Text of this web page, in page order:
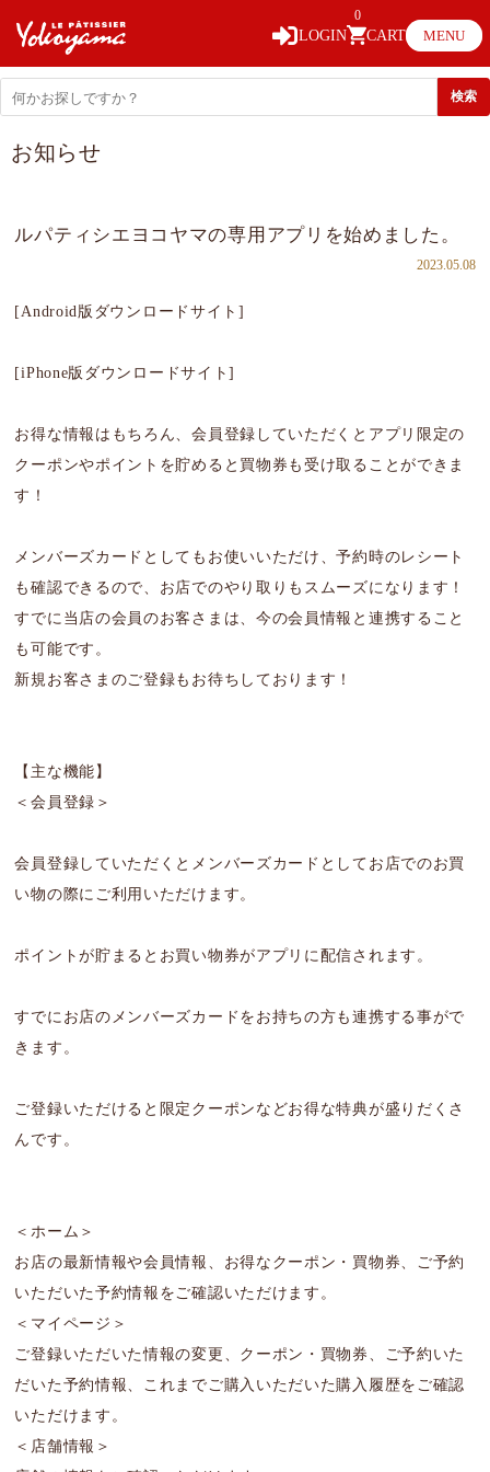
LOGIN CART
0
MENU
お知らせ
ルパティシエヨコヤマの専用アプリを始めました。
2023.05.08
[Android版ダウンロードサイト]
[iPhone版ダウンロードサイト]
お得な情報はもちろん、会員登録していただくとアプリ限定の
クーポンやポイントを貯めると買物券も受け取ることができま
す！
メンバーズカードとしてもお使いいただけ、予約時のレシート
も確認できるので、お店でのやり取りもスムーズになります！
すでに当店の会員のお客さまは、今の会員情報と連携すること
も可能です。
新規お客さまのご登録もお待ちしております！
【主な機能】
＜会員登録＞
会員登録していただくとメンバーズカードとしてお店でのお買
い物の際にご利用いただけます。
ポイントが貯まるとお買い物券がアプリに配信されます。
すでにお店のメンバーズカードをお持ちの方も連携する事がで
きます。
ご登録いただけると限定クーポンなどお得な特典が盛りだくさ
んです。
＜ホーム＞
お店の最新情報や会員情報、お得なクーポン・買物券、ご予約
いただいた予約情報をご確認いただけます。
＜マイページ＞
ご登録いただいた情報の変更、クーポン・買物券、ご予約いた
だいた予約情報、これまでご購入いただいた購入履歴をご確認
いただけます。
＜店舗情報＞